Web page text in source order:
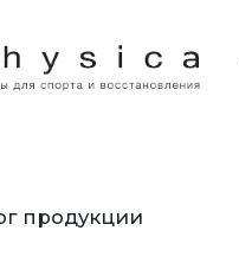
продукции